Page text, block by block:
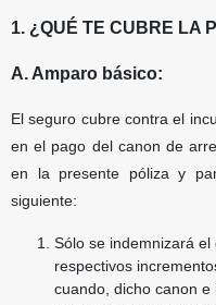
1. ¿QUÉ TE CUBRE LA
A. Amparo básico:
El seguro cubre contra el
en el pago del canon de
en la presente póliza y
siguiente:
Sólo se indemnizará
respectivos
cuando, dicho canon